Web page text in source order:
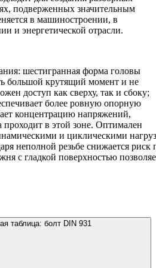
подверженных значительным
в машиностроении, в
и энергетической отрасли.
шестигранная форма головы
большой крутящий момент и не
доступ как сверху, так и сбоку;
более ровную опорную
концентрацию напряжений,
проходит в этой зоне. Оптимален
и циклическими
неполной резьбе снижается
с гладкой поверхностью
таблица: болт DIN 931